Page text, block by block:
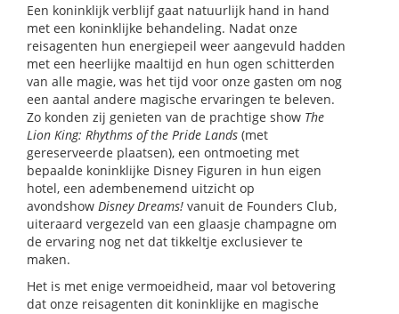
Een koninklijk verblijf gaat natuurlijk hand in hand
met een koninklijke behandeling. Nadat onze
reisagenten hun energiepeil weer aangevuld hadden
met een heerlijke maaltijd en hun ogen schitterden
van alle magie, was het tijd voor onze gasten om nog
een aantal andere magische ervaringen te beleven.
Zo konden zij genieten van de prachtige show The
Lion King: Rhythms of the Pride Lands (met
gereserveerde plaatsen), een ontmoeting met
bepaalde koninklijke Disney Figuren in hun eigen
hotel, een adembenemend uitzicht op
avondshow Disney Dreams! vanuit de Founders Club,
uiteraard vergezeld van een glaasje champagne om
de ervaring nog net dat tikkeltje exclusiever te
maken.
Het is met enige vermoeidheid, maar vol betovering
dat onze reisagenten dit koninklijke en magische